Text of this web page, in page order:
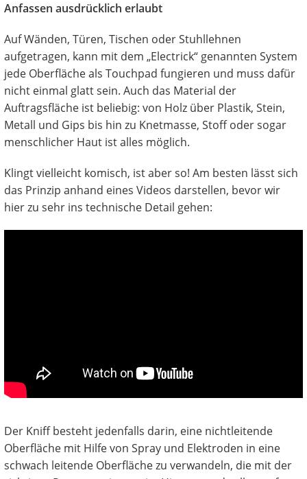
Anfassen ausdrücklich erlaubt
Auf Wänden, Türen, Tischen oder Stuhllehnen
aufgetragen, kann mit dem „Electrick“ genannten System
jede Oberfläche als Touchpad fungieren und muss dafür
nicht einmal glatt sein. Auch das Material der
Auftragsfläche ist beliebig: von Holz über Plastik, Stein,
Metall und Gips bis hin zu Knetmasse, Stoff oder sogar
menschlicher Haut ist alles möglich.
Klingt vielleicht komisch, ist aber so! Am besten lässt sich
das Prinzip anhand eines Videos darstellen, bevor wir
hier zu sehr ins technische Detail gehen:
Der Kniff besteht jedenfalls darin, eine nichtleitende
Oberfläche mit Hilfe von Spray und Elektroden in eine
schwach leitende Oberfläche zu verwandeln, die mit der